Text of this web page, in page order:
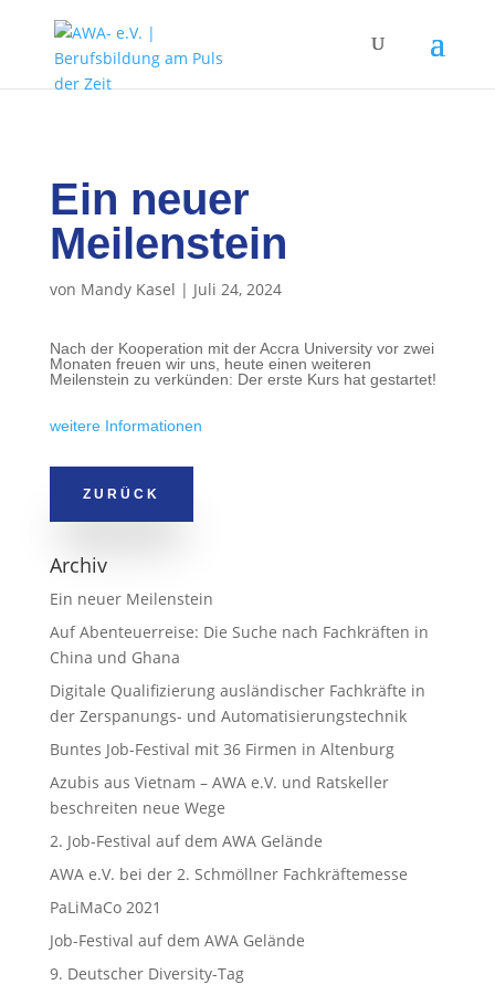
Ein neuer
Meilenstein
von Mandy Kasel | Juli 24, 2024
Nach der Kooperation mit der Accra University vor zwei
Monaten freuen wir uns, heute einen weiteren
Meilenstein zu verkünden: Der erste Kurs hat gestartet!
weitere Informationen
ZURÜCK
Archiv
Ein neuer Meilenstein
Auf Abenteuerreise: Die Suche nach Fachkräften in
China und Ghana
Digitale Qualifizierung ausländischer Fachkräfte in
der Zerspanungs- und Automatisierungstechnik
Buntes Job-Festival mit 36 Firmen in Altenburg
Azubis aus Vietnam – AWA e.V. und Ratskeller
beschreiten neue Wege
2. Job-Festival auf dem AWA Gelände
AWA e.V. bei der 2. Schmöllner Fachkräftemesse
PaLiMaCo 2021
Job-Festival auf dem AWA Gelände
9. Deutscher Diversity-Tag